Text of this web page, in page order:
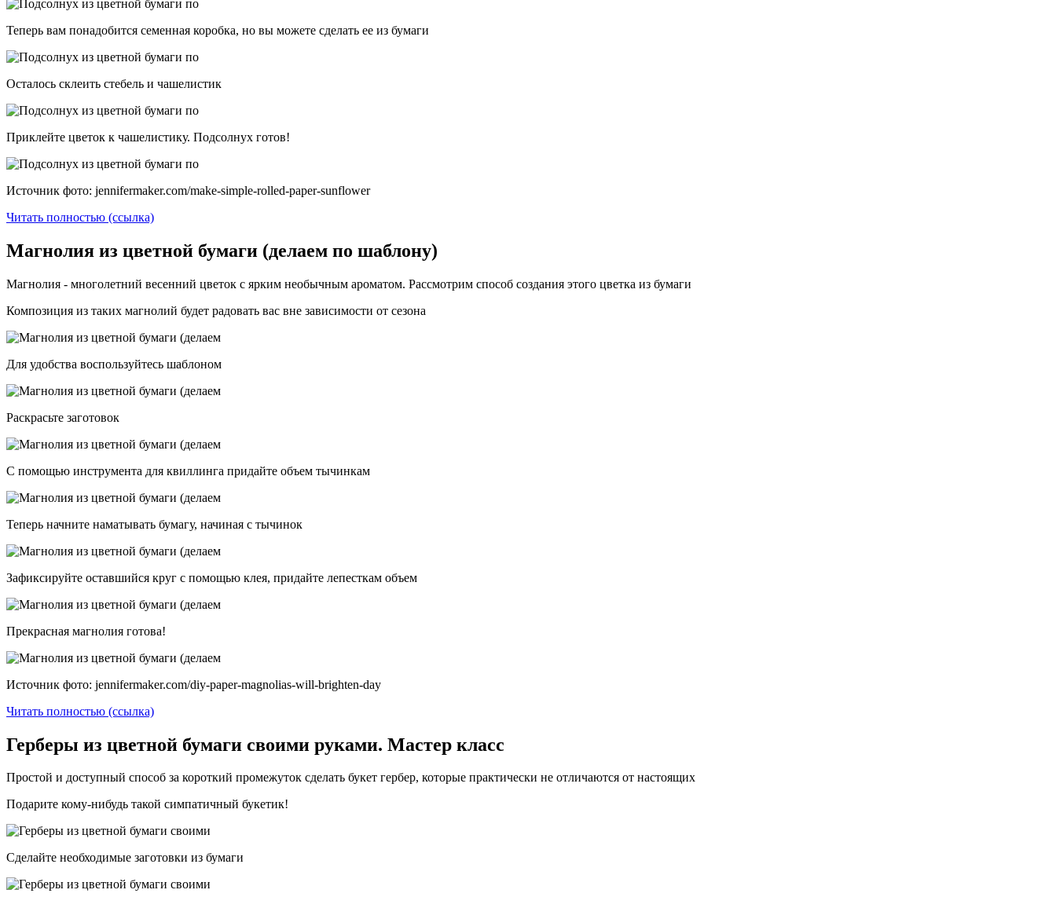
Теперь вам понадобится семенная коробка, но вы можете сделать ее из бумаги
Осталось склеить стебель и чашелистик
Приклейте цветок к чашелистику. Подсолнух готов!
Источник фото: jennifermaker.com/make-simple-rolled-paper-sunflower
Читать полностью (ссылка)
Магнолия из цветной бумаги (делаем по шаблону)
Магнолия - многолетний весенний цветок с ярким необычным ароматом. Рассмотрим способ создания этого цветка из бумаги
Композиция из таких магнолий будет радовать вас вне зависимости от сезона
Для удобства воспользуйтесь шаблоном
Раскрасьте заготовок
С помощью инструмента для квиллинга придайте объем тычинкам
Теперь начните наматывать бумагу, начиная с тычинок
Зафиксируйте оставшийся круг с помощью клея, придайте лепесткам объем
Прекрасная магнолия готова!
Источник фото: jennifermaker.com/diy-paper-magnolias-will-brighten-day
Читать полностью (ссылка)
Герберы из цветной бумаги своими руками. Мастер класс
Простой и доступный способ за короткий промежуток сделать букет гербер, которые практически не отличаются от настоящих
Подарите кому-нибудь такой симпатичный букетик!
Сделайте необходимые заготовки из бумаги